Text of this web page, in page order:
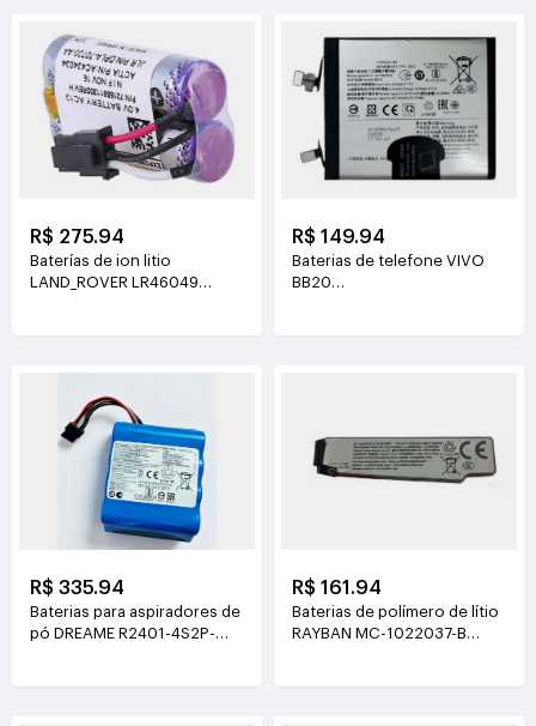
R$ 275.94
Baterías de ion litio
LAND_ROVER LR46049
R$ 149.94
Baterias de telefone VIVO
BB20
R$ 335.94
Baterias para aspiradores de
pó DREAME R2401-4S2P-
R$ 161.94
Baterias de polímero de lítio
RAYBAN MC-1022037-B